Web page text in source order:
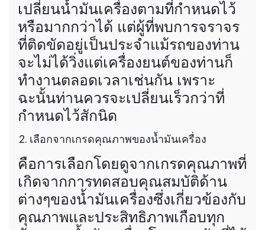
เปลี่ยนน้ำมันเครื่องตามที่กำหนดไว้
หรือมากกว่าได้ แต่ผู้ที่พบการจราจร
ที่ติดขัดอยู่เป็นประจำแม้รถของท่าน
จะไม่ได้วิ่งแต่เครื่องยนต์ของท่านก็
ทำงานตลอดเวลาเช่นกัน เพราะ
ฉะนั้นท่านควรจะเปลี่ยนเร็วกว่าที่
กำหนดไว้สักนิด
เลือกจากเกรดคุณภาพของน้ำมันเครื่อง
คือการเลือกโดยดูจากเกรดคุณภาพที่
เกิดจากการทดสอบคุณสมบัติด้าน
ต่างๆของน้ำมันเครื่องซึ่งเกี่ยวข้องกับ
คุณภาพและประสิทธิภาพเกือบทุก